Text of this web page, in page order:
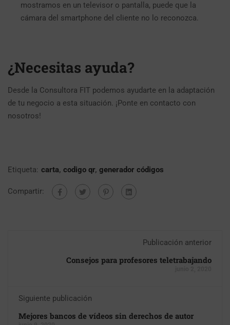
mostramos en un televisor o pantalla, puede que la
cámara del smartphone del cliente no lo reconozca.
¿Necesitas ayuda?
Desde la Consultora FIT podemos ayudarte en la adaptación
de tu negocio a esta situación. ¡Ponte en contacto con
nosotros!
Etiqueta: carta, codigo qr, generador códigos
Compartir:
Publicación anterior
Consejos para profesores teletrabajando
Siguiente publicación
Mejores bancos de vídeos sin derechos de autor